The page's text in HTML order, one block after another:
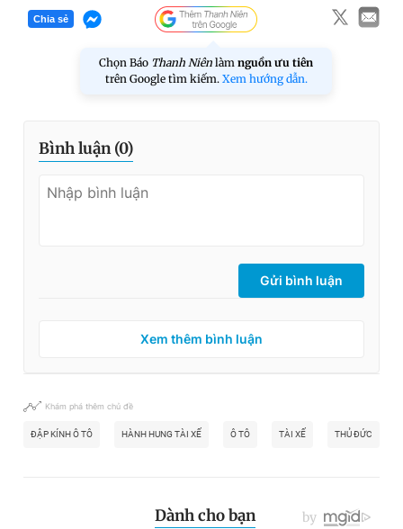
Chia sẻ
Chọn Báo Thanh Niên làm nguồn ưu tiên
trên Google tìm kiếm. Xem hướng dẫn.
Bình luận (0)
Gửi bình luận
Xem thêm bình luận
Khám phá thêm chủ đề
ĐẬP KÍNH Ô TÔ HÀNH HUNG TÀI XẾ Ô TÔ TÀI XẾ THỦ ĐỨC